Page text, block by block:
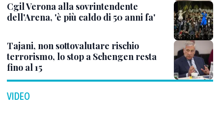
Cgil Verona alla sovrintendente
dell'Arena, 'è più caldo di 50 anni fa'
Tajani, non sottovalutare rischio
terrorismo, lo stop a Schengen resta
fino al 15
VIDEO